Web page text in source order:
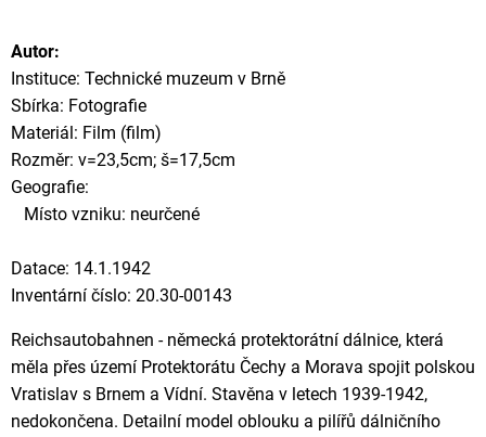
Autor:
Instituce: Technické muzeum v Brně
Sbírka: Fotografie
Materiál: Film (film)
Rozměr: v=23,5cm; š=17,5cm
Geografie:
Místo vzniku: neurčené
Datace: 14.1.1942
Inventární číslo: 20.30-00143
Reichsautobahnen - německá protektorátní dálnice, která
měla přes území Protektorátu Čechy a Morava spojit polskou
Vratislav s Brnem a Vídní. Stavěna v letech 1939-1942,
nedokončena. Detailní model oblouku a pilířů dálničního